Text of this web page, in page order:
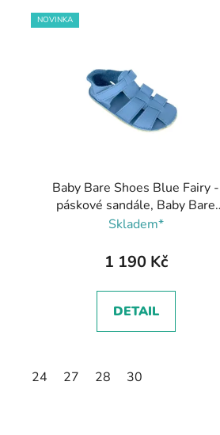
V
ý
NOVINKA
Baby Bare Shoes Blue Fairy -
páskové sandále, Baby Bare
Shoes
Skladem*
1 190 Kč
DETAIL
24 27 28 30